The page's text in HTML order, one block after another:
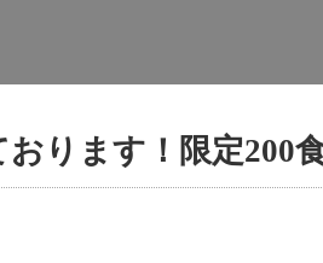
ります！限定200